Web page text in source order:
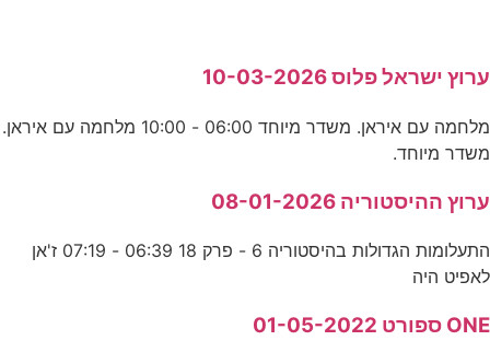
ערוץ ישראל פלוס 10-03-2026
מלחמה עם איראן. משדר מיוחד 06:00 - 10:00 מלחמה עם איראן.
משדר מיוחד.
ערוץ ההיסטוריה 08-01-2026
התעלומות הגדולות בהיסטוריה 6 - פרק 18 06:39 - 07:19 ז'אן
לאפיט היה
ONE ספורט 01-05-2022